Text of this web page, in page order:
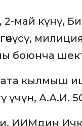
май күнү,
боюнча
кылмыш
үчүн,
ИИМдин